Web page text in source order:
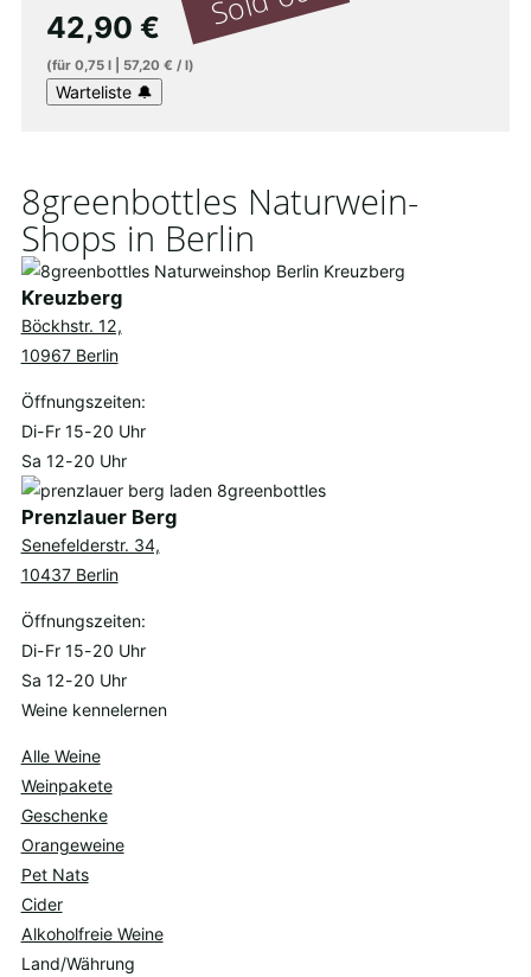
42,90 €
(für 0,75 l| 57,20 € / l)
8greenbottles Naturwein-
Shops in Berlin
Kreuzberg
Böckhstr. 12,
10967 Berlin
Öffnungszeiten:
Di-Fr 15-20 Uhr
Sa 12-20 Uhr
Prenzlauer Berg
Senefelderstr. 34,
10437 Berlin
Öffnungszeiten:
Di-Fr 15-20 Uhr
Sa 12-20 Uhr
Weine kennelernen
Alle Weine
Weinpakete
Geschenke
Orangeweine
Pet Nats
Cider
Alkoholfreie Weine
Land/Währung